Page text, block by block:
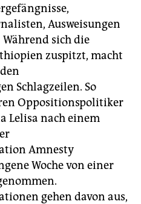
Ausweisungen
sich die
zuspitzt, macht
Schlagzeilen. So
Oppositionspolitiker
Lelisa nach einem
Amnesty
Woche von einer
gehen davon aus,